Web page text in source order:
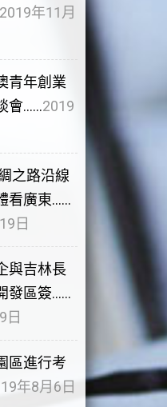
2019年11月
青年創業
會……2019
之路沿線
看廣東……
日
與吉林長
發區簽……
日
區進行考
年8月6日